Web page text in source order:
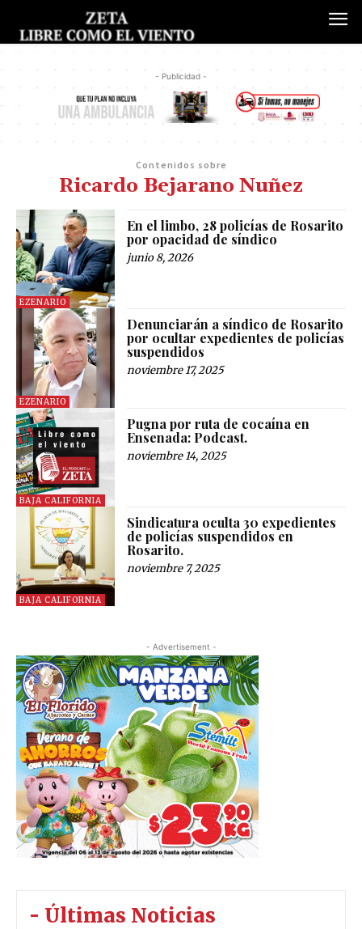
- Publicidad -
Contenidos sobre
Ricardo Bejarano Nuñez
EZENARIO
En el limbo, 28 policías de Rosarito
por opacidad de síndico
junio 8, 2026
EZENARIO
Denunciarán a síndico de Rosarito
por ocultar expedientes de policías
suspendidos
noviembre 17, 2025
BAJA CALIFORNIA
Pugna por ruta de cocaína en
Ensenada: Podcast.
noviembre 14, 2025
BAJA CALIFORNIA
Sindicatura oculta 30 expedientes
de policías suspendidos en
Rosarito.
noviembre 7, 2025
- Advertisement -
- Últimas Noticias